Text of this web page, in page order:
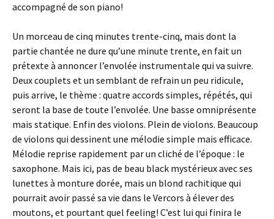
accompagné de son piano!
Un morceau de cinq minutes trente-cinq, mais dont la
partie chantée ne dure qu’une minute trente, en fait un
prétexte à annoncer l’envolée instrumentale qui va suivre.
Deux couplets et un semblant de refrain un peu ridicule,
puis arrive, le thème : quatre accords simples, répétés, qui
seront la base de toute l’envolée. Une basse omniprésente
mais statique. Enfin des violons. Plein de violons. Beaucoup
de violons qui dessinent une mélodie simple mais efficace.
Mélodie reprise rapidement par un cliché de l’époque : le
saxophone. Mais ici, pas de beau black mystérieux avec ses
lunettes à monture dorée, mais un blond rachitique qui
pourrait avoir passé sa vie dans le Vercors à élever des
moutons, et pourtant quel feeling! C’est lui qui finira le